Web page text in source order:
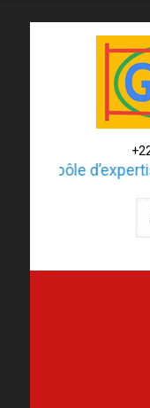
Un pôle